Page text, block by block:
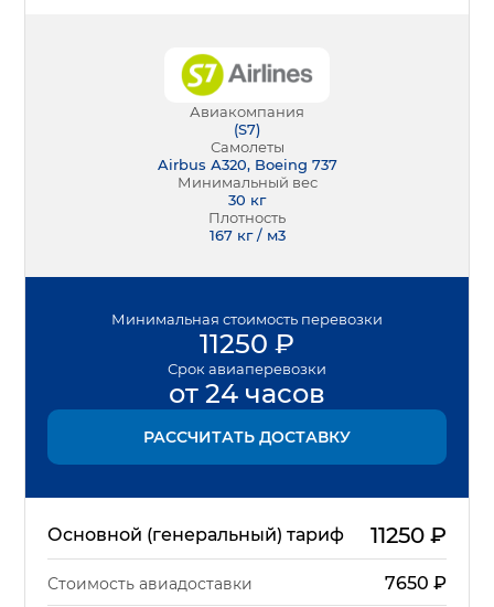
Авиакомпания
(S7)
Самолеты
Airbus А320, Boeing 737
Минимальный вес
30 кг
Плотность
167 кг / м3
Минимальная стоимость перевозки
11250 ₽
Срок авиаперевозки
от 24 часов
РАССЧИТАТЬ ДОСТАВКУ
Основной (генеральный) тариф 11250₽
Стоимость авиадоставки 7650 ₽